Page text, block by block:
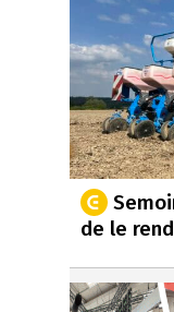
de le